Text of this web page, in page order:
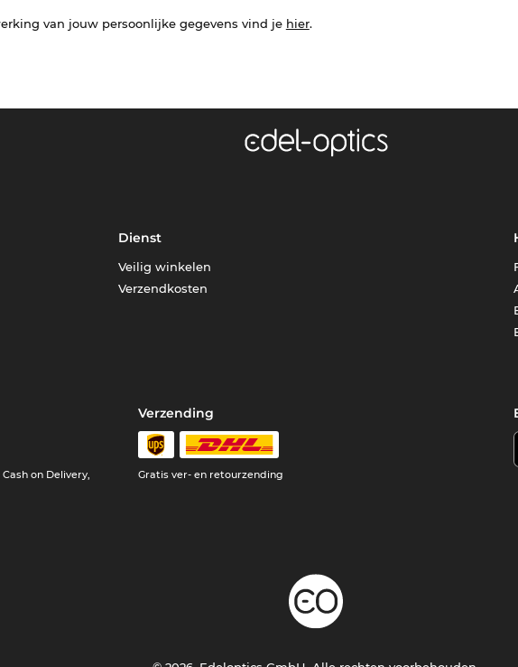
van jouw persoonlijke gegevens vind je hier.
Dienst
Veilig winkelen
Verzendkosten
on Delivery,
Verzending
Gratis ver- en retourzending